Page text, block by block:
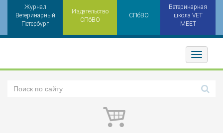
Журнал
Ветеринарный
Петербург
Издательство
СПбВО
СПбВО
Ветеринарная
школа VET
MEET
Toggler